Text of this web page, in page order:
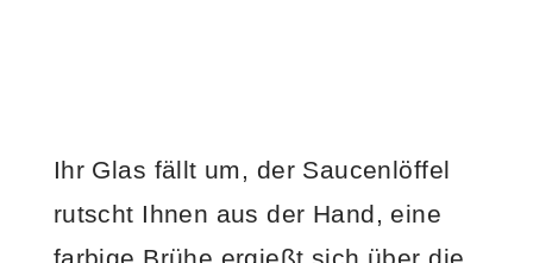
Ihr Glas fällt um, der Saucenlöffel
rutscht Ihnen aus der Hand, eine
farbige Brühe ergießt sich über die